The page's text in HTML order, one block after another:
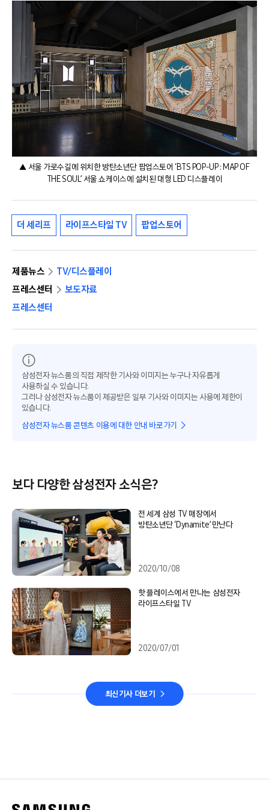
▲ 서울 가로수길에 위치한 방탄소년단 팝업스토어 ‘BTS POP-UP : MAP OF
THE SOUL’ 서울 쇼케이스에 설치된 대형 LED 디스플레이
더 세리프 라이프스타일 TV 팝업스토어
제품뉴스
TV/디스플레이
프레스센터
보도자료
프레스센터
삼성전자 뉴스룸의 직접 제작한 기사와 이미지는 누구나 자유롭게
사용하실 수 있습니다.
그러나 삼성전자 뉴스룸이 제공받은 일부 기사와 이미지는 사용에 제한이
있습니다.
삼성전자 뉴스룸 콘텐츠 이용에 대한 안내 바로가기
보다 다양한 삼성전자 소식은?
전 세계 삼성 TV 매장에서
방탄소년단 ‘Dynamite’ 만난다
2020/10/08
핫 플레이스에서 만나는 삼성전자
라이프스타일 TV
2020/07/01
최신기사 더보기